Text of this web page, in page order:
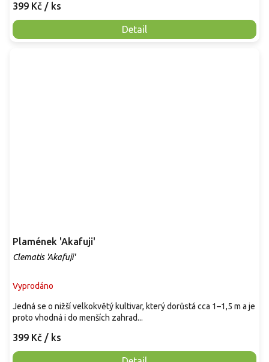
399 Kč / ks
Detail
Plamének 'Akafuji'
Clematis 'Akafuji'
Vyprodáno
399 Kč / ks
Jedná se o nižší velkokvětý kultivar, který dorůstá cca 1–1,5 m a je
proto vhodná i do menších zahrad...